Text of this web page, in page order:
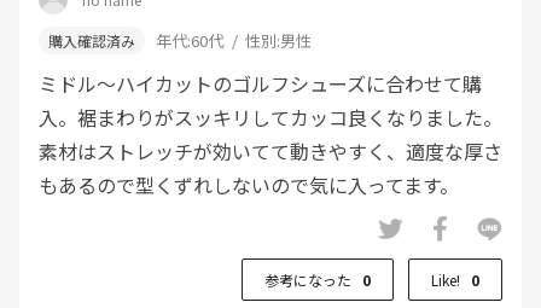
年代:60代 性別:男性
ミドル〜ハイカットのゴルフシューズに合わせて購
入。裾まわりがスッキリしてカッコ良くなりました。
素材はストレッチが効いてて動きやすく、適度な厚さ
もあるので型くずれしないので気に入ってます。
参考になった 0 Like! 0